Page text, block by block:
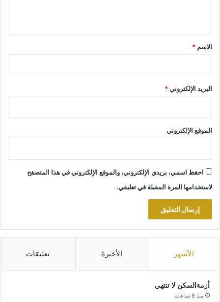
*
الاسم *
البريد الإلكتروني*
الموقع الإلكتروني
احفظ اسمي، بريدي الإلكتروني، والموقع الإلكتروني في هذا المتصفح
لاستخدامها المرة المقبلة في تعليقي.
الأشهر الأخيرة تعليقات
أزمةالسكن لا تنتهي
منذ 8 ساعات